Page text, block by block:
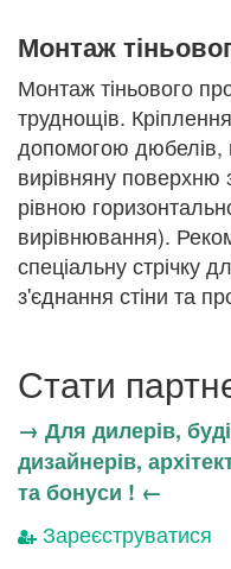
Монтаж
Монтаж тіньового
труднощів.
допомогою дюбелів,
вирівняну
рівною
вирівнювання).
спеціальну стрічку
з'єднання стіни та
Стати
→ Для дилерів,
дизайнерів,
та бонуси ! ←
Зареєструватися